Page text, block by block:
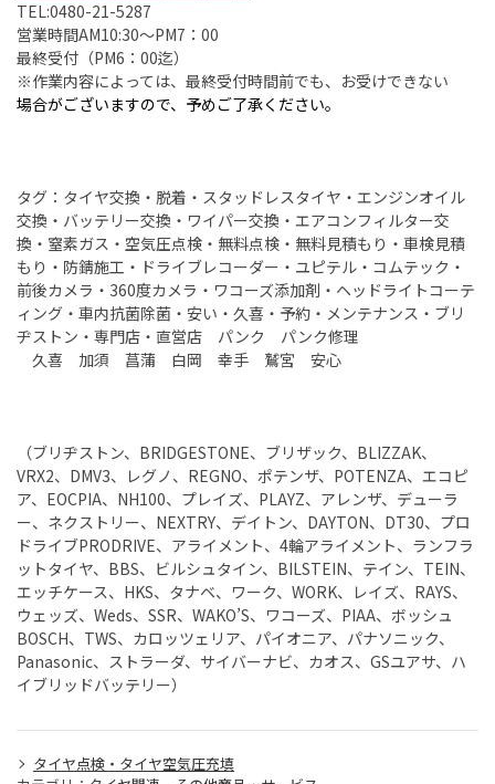
TEL:0480-21-5287
営業時間AM10:30～PM7：00
最終受付（PM6：00迄）
※作業内容によっては、最終受付時間前でも、お受けできない
場合がございますので、予めご了承ください。
タグ：タイヤ交換・脱着・スタッドレスタイヤ・エンジンオイル
交換・バッテリー交換・ワイパー交換・エアコンフィルター交
換・窒素ガス・空気圧点検・無料点検・無料見積もり・車検見積
もり・防錆施工・ドライブレコーダー・ユピテル・コムテック・
前後カメラ・360度カメラ・ワコーズ添加剤・ヘッドライトコーテ
ィング・車内抗菌除菌・安い・久喜・予約・メンテナンス・ブリ
ヂストン・専門店・直営店 パンク パンク修理
久喜 加須 菖蒲 白岡 幸手 鷲宮 安心
（ブリヂストン、BRIDGESTONE、ブリザック、BLIZZAK、
VRX2、DMV3、レグノ、REGNO、ポテンザ、POTENZA、エコピ
ア、EOCPIA、NH100、プレイズ、PLAYZ、アレンザ、デューラ
ー、ネクストリー、NEXTRY、デイトン、DAYTON、DT30、プロ
ドライブPRODRIVE、アライメント、4輪アライメント、ランフラ
ットタイヤ、BBS、ビルシュタイン、BILSTEIN、テイン、TEIN、
エッチケース、HKS、タナベ、ワーク、WORK、レイズ、RAYS、
ウェッズ、Weds、SSR、WAKO’S、ワコーズ、PIAA、ボッシュ
BOSCH、TWS、カロッツェリア、パイオニア、パナソニック、
Panasonic、ストラーダ、サイバーナビ、カオス、GSユアサ、ハ
イブリッドバッテリー）
タイヤ点検・タイヤ空気圧充填